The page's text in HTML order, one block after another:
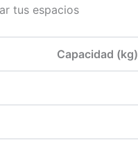
tus espacios
Capacidad (kg)